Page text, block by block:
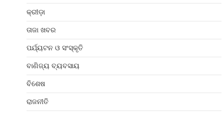
କ୍ରୀଡ଼ା
ତାଜା ଖବର
ପର୍ଯ୍ୟଟନ ଓ ସଂସ୍କୃତି
ବାଣିଜ୍ୟ ବ୍ୟବସାୟ
ବିଶେଷ
ରାଜନୀତି